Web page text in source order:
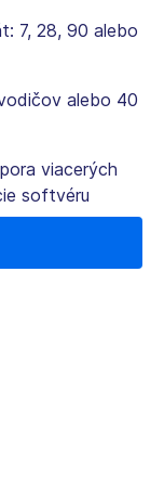
7, 28, 90 alebo
alebo 40
viacerých
softvéru